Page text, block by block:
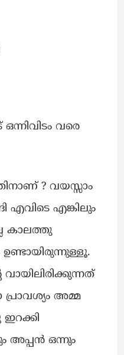
വരെ
? വയസ്സാം
എവിടെ എങ്കിലും
കാലത്തു
ഉണ്ടായിരുന്നുള്ളൂ.
വായിലിരിക്കുന്നത്
അമ്മ
അപ്പൻ ഒന്നും